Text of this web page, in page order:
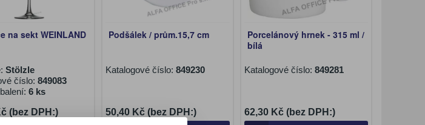
na sekt WEINLAND
Stölzle
číslo: 849083
6 ks
(bez DPH:)
Podšálek / prům.15,7 cm
Katalogové číslo:849230
50,40 Kč (bez DPH:)
Porcelánový hrnek - 315 ml /
bílá
Katalogové číslo: 849281
62,30 Kč (bez DPH:)